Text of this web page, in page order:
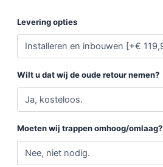
Levering opties
Wilt u dat wij de oude retour nemen?
Moeten wij trappen omhoog/omlaag?